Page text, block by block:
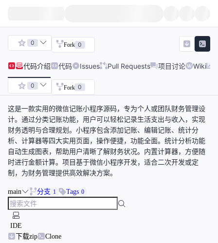
0 Fork 0
代码介绍 代码 Issues Pull Requests 项目讨论 Wiki
0 Fork 0
这是一款实用的微信记账小程序源码，专为个人或团队财务管理设
计。通过分类记账功能，用户可以轻松记录生活支出与收入，实现
财务透明与合理规划。小程序包含添加记账、编辑记账、统计分
析、计算器等四大实用页面，操作便捷，功能全面。统计分析功能
自动生成图表，帮助用户清晰了解财务状况。内置计算器，方便随
时进行金额计算。项目基于微信小程序开发，适合二次开发或定
制，为财务管理提供高效解决方案。
main 分支 1 Tags 0
IDE
下载zip
Clone